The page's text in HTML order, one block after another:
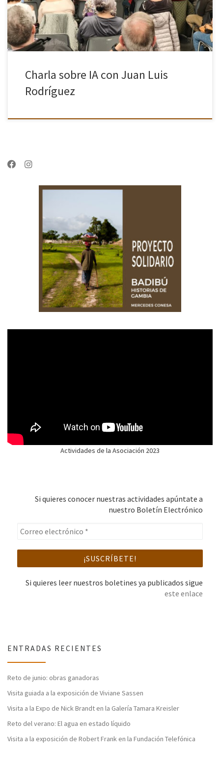
Charla sobre IA con Juan Luis
Rodríguez
Actividades de la Asociación 2023
Si quieres conocer nuestras actividades apúntate a
nuestro Boletín Electrónico
Si quieres leer nuestros boletines ya publicados sigue
este enlace
ENTRADAS RECIENTES
Reto de junio: obras ganadoras
Visita guiada a la exposición de Viviane Sassen
Visita a la Expo de Nick Brandt en la Galería Tamara Kreisler
Reto del verano: El agua en estado líquido
Visita a la exposición de Robert Frank en la Fundación Telefónica